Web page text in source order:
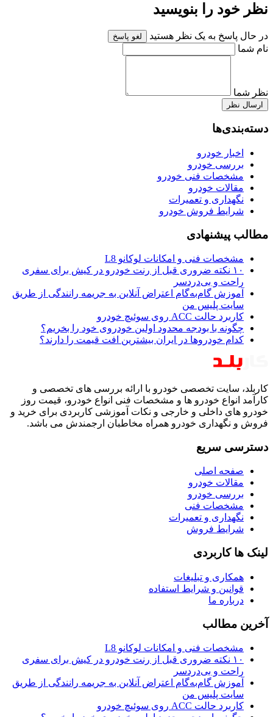
نظر خود را بنویسید
در حال پاسخ به یک نظر هستید لغو پاسخ
نام شما
نظر شما
ارسال نظر
دسته‌بندی‌ها
اخبار خودرو
بررسی خودرو
مشخصات فنی خودرو
مقالات خودرو
نگهداری و تعمیرات
شرایط فروش خودرو
مطالب پیشنهادی
مشخصات فنی و امکانات لوکانو L8
۱۰ نکته ضروری قبل از رنت خودرو در کیش برای سفری
راحت و بی‌دردسر
آموزش گام‌به‌گام اعتراض آنلاین به جریمه رانندگی از طریق
سایت پلیس من
کاربرد حالت ACC روی سوئیچ خودرو
چگونه با بودجه محدود اولین خودروی خود را بخریم؟
کدام خودروها در ایران بیشترین افت قیمت را دارند؟
کاربلد، سایت تخصصی خودرو با ارائه بررسی های تخصصی و
کارآمد انواع خودرو ها و مشخصات فنی انواع خودرو، قیمت روز
خودرو های داخلی و خارجی و نکات آموزشی کاربردی برای خرید و
فروش و نگهداری خودرو همراه مخاطبان ارجمندش می باشد.
دسترسی سریع
صفحه اصلی
مقالات خودرو
بررسی خودرو
مشخصات فنی
نگهداری و تعمیرات
شرایط فروش
لینک ها کاربردی
همکاری و تبلیغات
قوانین و شرایط استفاده
درباره ما
آخرین مطالب
مشخصات فنی و امکانات لوکانو L8
۱۰ نکته ضروری قبل از رنت خودرو در کیش برای سفری
راحت و بی‌دردسر
آموزش گام‌به‌گام اعتراض آنلاین به جریمه رانندگی از طریق
سایت پلیس من
کاربرد حالت ACC روی سوئیچ خودرو